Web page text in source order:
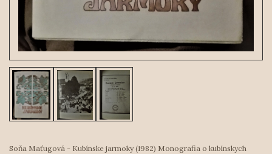
Soňa Maťugová - Kubínske jarmoky (1982) Monografia o kubínskych